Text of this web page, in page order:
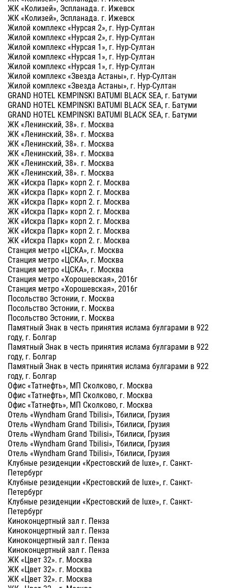
ЖК «Колизей», Эспланада. г. Ижевск
ЖК «Колизей», Эспланада. г. Ижевск
Жилой комплекс «Нурсая 2», г. Нур-Султан
Жилой комплекс «Нурсая 2», г. Нур-Султан
Жилой комплекс «Нурсая 1», г. Нур-Султан
Жилой комплекс «Нурсая 1», г. Нур-Султан
Жилой комплекс «Нурсая 1», г. Нур-Султан
Жилой комплекс «Звезда Астаны», г. Нур-Султан
Жилой комплекс «Звезда Астаны», г. Нур-Султан
GRAND HOTEL KEMPINSKI BATUMI BLACK SEA, г. Батуми
GRAND HOTEL KEMPINSKI BATUMI BLACK SEA, г. Батуми
GRAND HOTEL KEMPINSKI BATUMI BLACK SEA, г. Батуми
ЖК «Ленинский, 38». г. Москва
ЖК «Ленинский, 38». г. Москва
ЖК «Ленинский, 38». г. Москва
ЖК «Ленинский, 38». г. Москва
ЖК «Ленинский, 38». г. Москва
ЖК «Ленинский, 38». г. Москва
ЖК «Искра Парк» корп 2. г. Москва
ЖК «Искра Парк» корп 2. г. Москва
ЖК «Искра Парк» корп 2. г. Москва
ЖК «Искра Парк» корп 2. г. Москва
ЖК «Искра Парк» корп 2. г. Москва
ЖК «Искра Парк» корп 2. г. Москва
ЖК «Искра Парк» корп 2. г. Москва
Станция метро «ЦСКА», г. Москва
Станция метро «ЦСКА», г. Москва
Станция метро «ЦСКА», г. Москва
Станция метро «Хорошевская», 2016г
Станция метро «Хорошевская», 2016г
Посольство Эстонии, г. Москва
Посольство Эстонии, г. Москва
Посольство Эстонии, г. Москва
Памятный Знак в честь принятия ислама булгарами в 922
году, г. Болгар
Памятный Знак в честь принятия ислама булгарами в 922
году, г. Болгар
Памятный Знак в честь принятия ислама булгарами в 922
году, г. Болгар
Офис «Татнефть», МП Сколково, г. Москва
Офис «Татнефть», МП Сколково, г. Москва
Офис «Татнефть», МП Сколково, г. Москва
Отель «Wyndham Grand Tbilisi», Тбилиси, Грузия
Отель «Wyndham Grand Tbilisi», Тбилиси, Грузия
Отель «Wyndham Grand Tbilisi», Тбилиси, Грузия
Отель «Wyndham Grand Tbilisi», Тбилиси, Грузия
Отель «Wyndham Grand Tbilisi», Тбилиси, Грузия
Клубные резиденции «Крестовский de luxe», г. Санкт-
Петербург
Клубные резиденции «Крестовский de luxe», г. Санкт-
Петербург
Клубные резиденции «Крестовский de luxe», г. Санкт-
Петербург
Киноконцертный зал г. Пенза
Киноконцертный зал г. Пенза
Киноконцертный зал г. Пенза
Киноконцертный зал г. Пенза
ЖК «Цвет 32». г. Москва
ЖК «Цвет 32». г. Москва
ЖК «Цвет 32». г. Москва